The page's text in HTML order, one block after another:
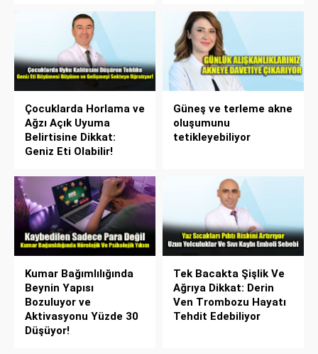
Çocuklarda Horlama ve
Ağzı Açık Uyuma
Belirtisine Dikkat:
Geniz Eti Olabilir!
Güneş ve terleme akne
oluşumunu
tetikleyebiliyor
Kumar Bağımlılığında
Beynin Yapısı
Bozuluyor ve
Aktivasyonu Yüzde 30
Düşüyor!
Tek Bacakta Şişlik Ve
Ağrıya Dikkat: Derin
Ven Trombozu Hayatı
Tehdit Edebiliyor